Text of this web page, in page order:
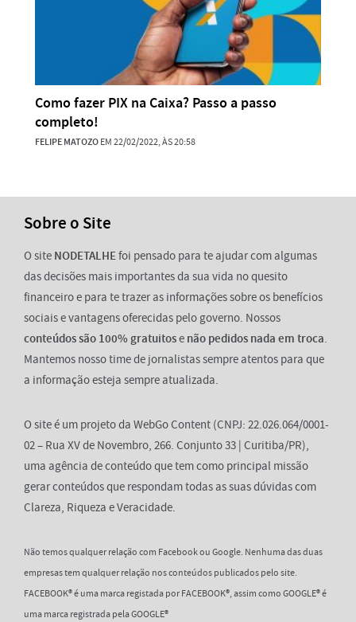
Como fazer PIX na Caixa? Passo a passo
completo!
FELIPE MATOZOEM 22/02/2022, ÀS 20:58
Sobre o Site
O site NODETALHEfoi pensado para te ajudar com algumas
das decisões mais importantes da sua vida no quesito
financeiro e para te trazer as informações sobre os benefícios
sociais e vantagens oferecidas pelo governo. Nossos
conteúdos são 100% gratuitose não pedidos nada em troca.
Mantemos nosso time de jornalistas sempre atentos para que
a informação esteja sempre atualizada.
O site é um projeto da WebGo Content (CNPJ: 22.026.064/0001-
02 – Rua XV de Novembro, 266. Conjunto 33 | Curitiba/PR),
uma agência de conteúdo que tem como principal missão
gerar conteúdos que respondam todas as suas dúvidas com
Clareza, Riqueza e Veracidade.
Não temos qualquer relação com Facebook ou Google. Nenhuma das duas
empresas tem qualquer relação nos conteúdos publicados pelo site.
FACEBOOK® é uma marca registada por FACEBOOK®, assim como GOOGLE® é
uma marca registrada pela GOOGLE®